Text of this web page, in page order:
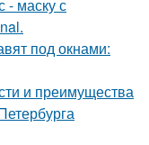
- маску с
под окнами:
и преимущества